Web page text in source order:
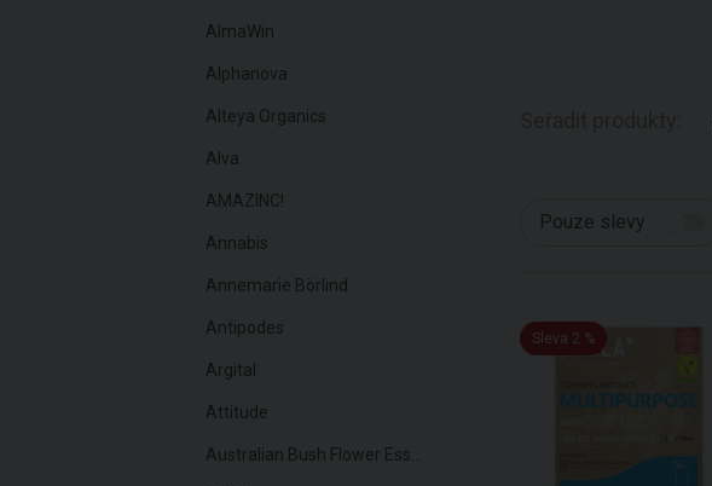
AlmaWin
Alphanova
Alteya Organics
Alva
AMAZINC!
Annabis
Annemarie Börlind
Antipodes
Argital
Attitude
Pouze slevy
Sleva 2 %